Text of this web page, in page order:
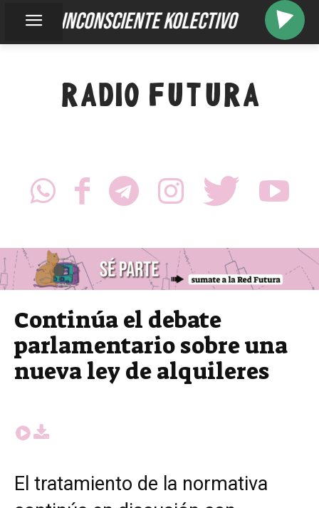
inconsciente kolectivo
RADIO FUTURA
Continúa el debate
parlamentario sobre una
nueva ley de alquileres
El tratamiento de la normativa